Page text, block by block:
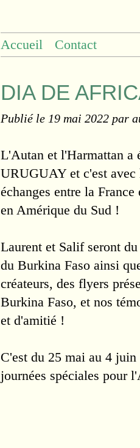
Accueil Contact
DIA DE
Publié le 19 mai 2022 par
L'Autan et l'Harmattan
URUGUAY et c'est avec
échanges entre la
en Amérique du Sud !
Laurent et Salif seront
du Burkina Faso ainsi
créateurs, des flyers
Burkina Faso, et nos
et d'amitié !
C'est du 25 mai au 4
journées spéciales pour